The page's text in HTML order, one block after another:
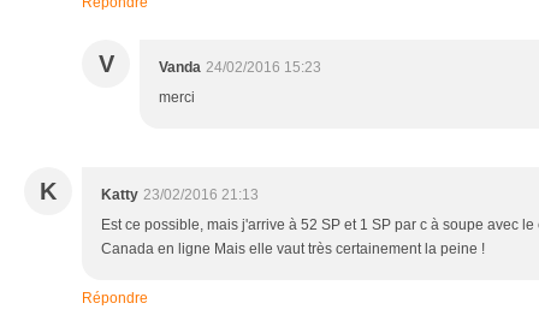
V Vanda 24/02/2016 15:23
merci
K Katty 23/02/2016 21:13
Est ce possible, mais j'arrive à 52 SP et 1 SP par c à soupe avec
Canada en ligne Mais elle vaut très certainement la peine !
Répondre